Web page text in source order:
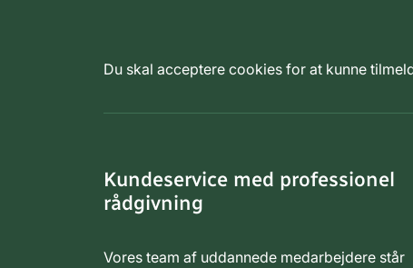
Du skal acceptere cookies for at kunne
Kundeservice med professionel
rådgivning
Vores team af uddannede medarbejdere står